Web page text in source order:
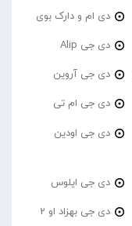
دی ام و دارک بوی
دی جی Alip
دی جی آروین
دی جی ام تی
دی جی اودین
دی جی ایلوس
دی جی بهزاد او 2